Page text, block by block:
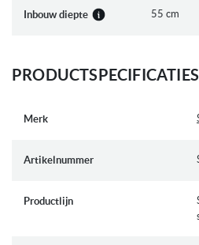
4 Speciale functies: Home
autoOpen Dry en
Home Connect via WiFi
Add-On functies via Home
Inbouw diepte 55 cm
PRODUCTSPECIFICATIES
Merk
Artikelnummer
Productlijn